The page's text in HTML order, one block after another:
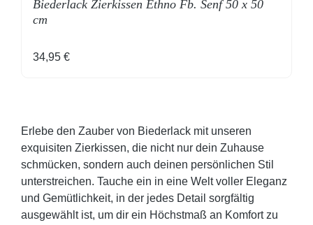
Biederlack Zierkissen Ethno Fb. Senf 50 x 50
cm
Regulärer Preis:
34,95 €
Erlebe den Zauber von Biederlack mit unseren
exquisiten Zierkissen, die nicht nur dein Zuhause
schmücken, sondern auch deinen persönlichen Stil
unterstreichen. Tauche ein in eine Welt voller Eleganz
und Gemütlichkeit, in der jedes Detail sorgfältig
ausgewählt ist, um dir ein Höchstmaß an Komfort zu